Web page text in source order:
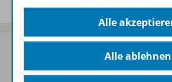
Alle
Alle ablehnen